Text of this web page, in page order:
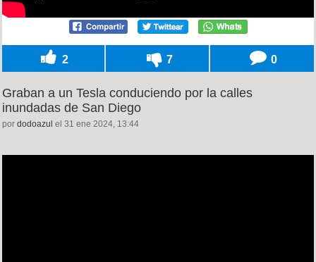
2 7 0
Graban a un Tesla conduciendo por la calles
inundadas de San Diego
por dodoazul el 31 ene 2024, 13:44